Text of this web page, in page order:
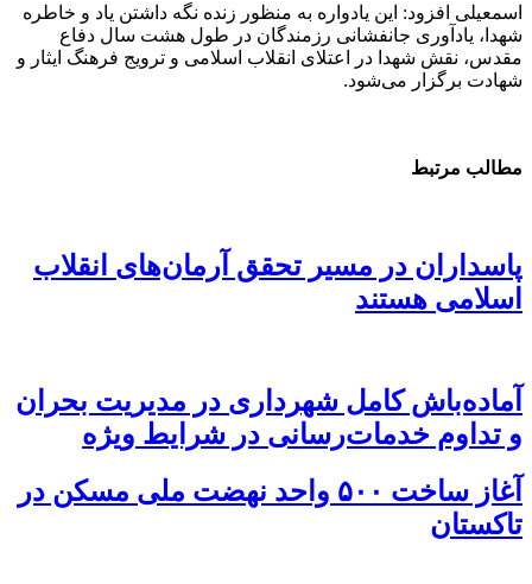
اسمعیلی افزود: این یادواره به منظور زنده نگه داشتن یاد و خاطره
شهدا، یادآوری جانفشانی رزمندگان در طول هشت سال دفاع
مقدس، نقش شهدا در اعتلای انقلاب اسلامی و ترویج فرهنگ ایثار و
شهادت برگزار می‌شود.
مطالب مرتبط
پاسداران در مسیر تحقق آرمان‌های انقلاب
اسلامی هستند
آماده‌باش کامل شهرداری در مدیریت بحران
و تداوم خدمات‌رسانی در شرایط ویژه
آغاز ساخت ۵۰۰ واحد نهضت ملی مسکن در
تاکستان